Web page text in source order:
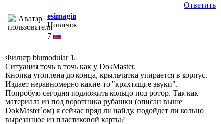
Ответить
esimagin
Новичок
7
Фильтр blumodular 1.
Ситуация точь в точь как у DokMaster.
Кнопка утоплена до конца, крыльчатка упирается в корпус.
Издает неравномерно какие-то "кряхтящие звуки".
Попробую сегодня подложить кольцо под ротор. Так как
материала из под воротника рубашки (описан выше
DokMaster`ом) я сейчас вряд ли найду, подойдет ли кольцо
вырезанное из пластиковой карты?